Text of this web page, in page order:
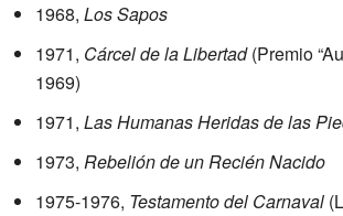
1968, Los Sapos
1971, Cárcel de la Libertad(Premio
1969)
1971, Las Humanas Heridas de las
1973, Rebelión de un Recién Nacido
1975-1976, Testamento del Carnaval